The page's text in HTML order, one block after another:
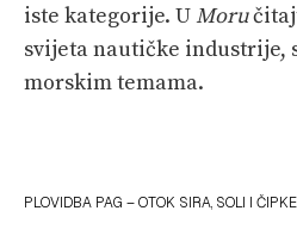
iste kategorije. UMoru
svijeta nautičke industrije,
morskim temama.
PLOVIDBA PAG – OTOK SIRA, SOLI I ČIPKE